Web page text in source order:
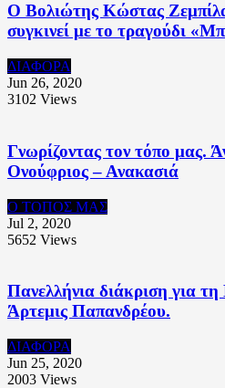
O Βολιώτης Κώστας
συγκινεί με το τραγούδι
ΔΙΑΦΟΡΑ
Jun 26, 2020
3102 Views
Γνωρίζοντας τον τόπο μας.
Ονούφριος – Ανακασιά
Ο ΤΟΠΟΣ ΜΑΣ
Jul 2, 2020
5652 Views
Πανελλήνια διάκριση για
Άρτεμις Παπανδρέου.
ΔΙΑΦΟΡΑ
Jun 25, 2020
2003 Views